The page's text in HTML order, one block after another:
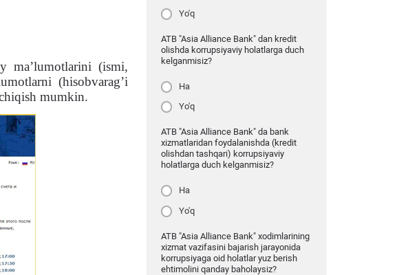
ma’lumotlarini (ismi,
(hisobvarag’i
mumkin.
Yo'q
ATB "Asia Alliance Bank" dan kredit
olishda korrupsiyaviy holatlarga duch
kelganmisiz?
Ha
Yo'q
ATB "Asia Alliance Bank" da bank
xizmatlaridan foydalanishda (kredit
olishdan tashqari) korrupsiyaviy
holatlarga duch kelganmisiz?
Ha
Yo'q
ATB "Asia Alliance Bank" xodimlarining
xizmat vazifasini bajarish jarayonida
korrupsiyaga oid holatlar yuz berish
ehtimolini qanday baholaysiz?